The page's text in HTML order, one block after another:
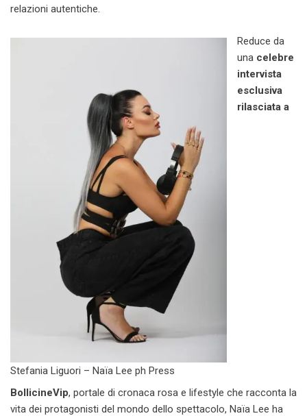
relazioni autentiche.
Stefania Liguori – Naïa Lee ph Press
Reduce da
una celebre
intervista
esclusiva
rilasciata a
BollicineVip, portale di cronaca rosa e lifestyle che racconta la
vita dei protagonisti del mondo dello spettacolo, Naïa Lee ha